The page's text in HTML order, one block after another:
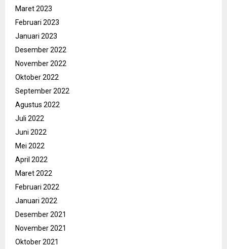
Maret 2023
Februari 2023
Januari 2023
Desember 2022
November 2022
Oktober 2022
September 2022
Agustus 2022
Juli 2022
Juni 2022
Mei 2022
April 2022
Maret 2022
Februari 2022
Januari 2022
Desember 2021
November 2021
Oktober 2021